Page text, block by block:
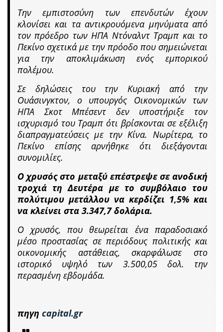
Την εμπιστοσύνη των επενδυτών έχουν
κλονίσει και τα αντικρουόμενα μηνύματα από
τον πρόεδρο των ΗΠΑ Ντόναλντ Τραμπ και το
Πεκίνο σχετικά με την πρόοδο που σημειώνεται
για την αποκλιμάκωση ενός εμπορικού
πολέμου.
Σε δηλώσεις του την Κυριακή από την
Ουάσινγκτον, ο υπουργός Οικονομικών των
ΗΠΑ Σκοτ Μπέσεντ δεν υποστήριξε τον
ισχυρισμό του Τραμπ ότι βρίσκονται σε εξέλιξη
διαπραγματεύσεις με την Κίνα. Νωρίτερα, το
Πεκίνο επίσης αρνήθηκε ότι διεξάγονται
συνομιλίες.
Ο χρυσός στο μεταξύ επέστρεψε σε ανοδική
τροχιά τη Δευτέρα με το συμβόλαιο του
πολύτιμου μετάλλου να κερδίζει 1,5% και
να κλείνει στα 3.347,7 δολάρια.
Ο χρυσός, που θεωρείται ένα παραδοσιακό
μέσο προστασίας σε περιόδους πολιτικής και
οικονομικής αστάθειας, σκαρφάλωσε στο
ιστορικό υψηλό των 3.500,05 δολ. την
περασμένη εβδομάδα.
πηγη capital.gr